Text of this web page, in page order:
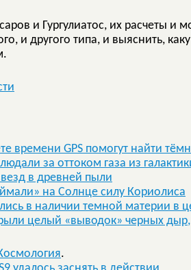
и Гургулиатос, их расчеты и
и другого типа, и выяснить,
времени GPS помогут найти
за оттоком газа из
в древней пыли
на Солнце силу Кориолиса
в наличии темной материи в
целый «выводок» черных
.